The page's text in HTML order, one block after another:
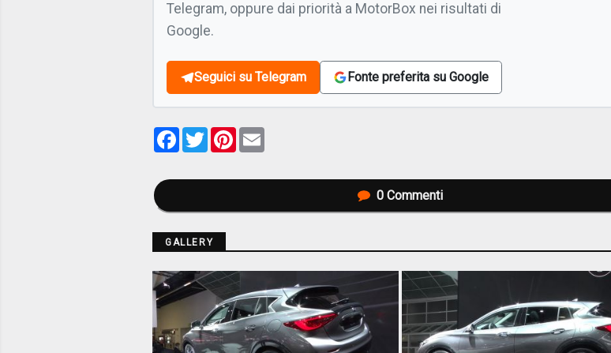
Telegram, oppure dai priorità a MotorBox nei risultati di
Google.
Seguici su Telegram Fonte preferita su Google
Facebook
TwitterPinterest
0 Commenti
GALLERY